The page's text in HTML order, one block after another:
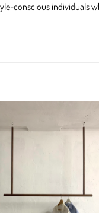
conscious individuals